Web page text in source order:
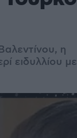
η
ειδυλλίου με